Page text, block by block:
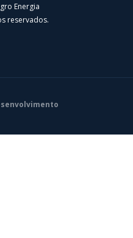
Energia
reservados.